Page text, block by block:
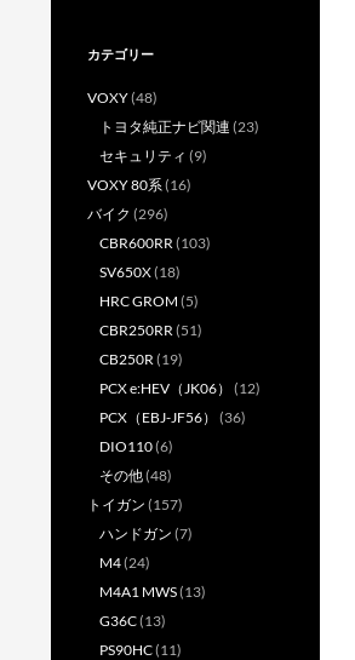
カテゴリー
VOXY(48)
トヨタ純正ナビ関連 (23)
セキュリティ (9)
VOXY 80系(16)
バイク (296)
CBR600RR(103)
SV650X(18)
HRC GROM (5)
CBR250RR(51)
CB250R(19)
PCX e:HEV（JK06） (12)
PCX（EBJ-JF56） (36)
DIO110(6)
その他(48)
トイガン (157)
ハンドガン (7)
M4(24)
M4A1 MWS(13)
G36C(13)
PS90HC(11)